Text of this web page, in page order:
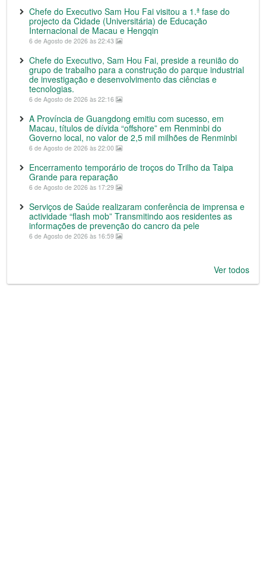
Chefe do Executivo Sam Hou Fai visitou a 1.ª fase do
projecto da Cidade (Universitária) de Educação
Internacional de Macau e Hengqin
6 de Agosto de 2026 às 22:43
Chefe do Executivo, Sam Hou Fai, preside a reunião do
grupo de trabalho para a construção do parque industrial
de investigação e desenvolvimento das ciências e
tecnologias.
6 de Agosto de 2026 às 22:16
A Província de Guangdong emitiu com sucesso, em
Macau, títulos de dívida “offshore” em Renminbi do
Governo local, no valor de 2,5 mil milhões de Renminbi
6 de Agosto de 2026 às 22:00
Encerramento temporário de troços do Trilho da Taipa
Grande para reparação
6 de Agosto de 2026 às 17:29
Serviços de Saúde realizaram conferência de imprensa e
actividade “flash mob” Transmitindo aos residentes as
informações de prevenção do cancro da pele
6 de Agosto de 2026 às 16:59
Ver todos